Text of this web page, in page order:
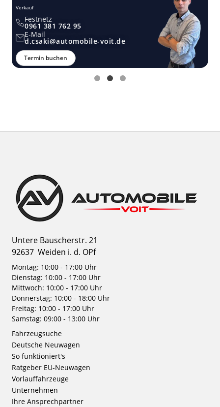
Verkauf
Festnetz
0961 381 762 95
E-Mail
d.csaki@automobile-voit.de
Termin buchen
Untere Bauscherstr. 21
92637 Weiden i. d. OPf
Montag: 10:00 - 17:00 Uhr
Dienstag: 10:00 - 17:00 Uhr
Mittwoch: 10:00 - 17:00 Uhr
Donnerstag: 10:00 - 18:00 Uhr
Freitag: 10:00 - 17:00 Uhr
Samstag: 09:00 - 13:00 Uhr
Fahrzeugsuche
Deutsche Neuwagen
So funktioniert's
Ratgeber EU-Neuwagen
Vorlauffahrzeuge
Unternehmen
Ihre Ansprechpartner